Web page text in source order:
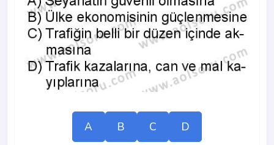
A B C D